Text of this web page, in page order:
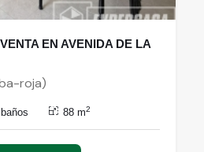
EN AVENIDA DE LA
roja)
88 m2